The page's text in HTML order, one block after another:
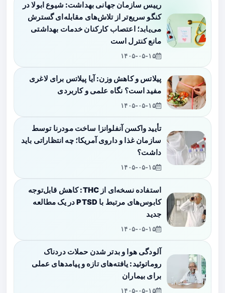
رییس سازمان جهانی بهداشت: شیوع ابولا در
کنگو سریع‌تر از تلاش‌های مقابله‌ای گسترش
می‌یابد؛ اعتصاب کارکنان خدمات بهداشتی
مانع کنترل است
۱۴۰۵-۰۵-۱۵
پیلاتس و کاهش وزن: آیا پیلاتس برای لاغری
مفید است؟ نگاه علمی و کاربردی
۱۴۰۵-۰۵-۱۵
تأیید واکسن آنفلوانزا ساخت مودرنا توسط
سازمان غذا و داروی آمریکا؛ چه انتظاراتی باید
داشت؟
۱۴۰۵-۰۵-۱۵
استفاده نسخه‌ای از THC: کاهش قابل‌توجه
کابوس‌های مرتبط با PTSD در یک مطالعه
جدید
۱۴۰۵-۰۵-۱۵
آلودگی هوا و بدتر شدن حملات دردناک
روماتوئید: یافته‌های تازه و پیامدهای عملی
برای بیماران
۱۴۰۵-۰۵-۱۵